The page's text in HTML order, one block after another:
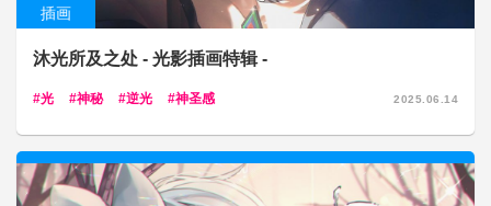
插画
沐光所及之处 - 光影插画特辑 -
光 神秘 逆光 神圣感 2025.06.14